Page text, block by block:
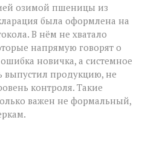
озимой пшеницы из
была оформлена на
В нём не хватало
напрямую говорят о
новичка, а системное
выпустил продукцию, не
контроля. Такие
важен не формальный,